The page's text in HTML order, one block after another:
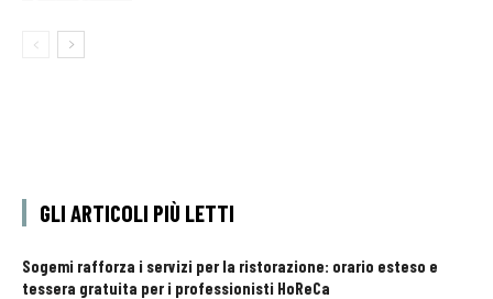
GLI ARTICOLI PIÙ LETTI
Sogemi rafforza i servizi per la ristorazione: orario esteso e
tessera gratuita per i professionisti HoReCa